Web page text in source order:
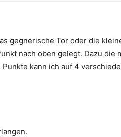
gegnerische Tor oder die
nach oben gelegt. Dazu
kann ich auf 4